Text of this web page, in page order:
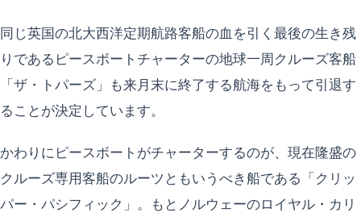
同じ英国の北大西洋定期航路客船の血を引く最後の生き残
りであるピースボートチャーターの地球一周クルーズ客船
「ザ・トパーズ」も来月末に終了する航海をもって引退す
ることが決定しています。
かわりにピースボートがチャーターするのが、現在隆盛の
クルーズ専用客船のルーツともいうべき船である「クリッ
パー・パシフィック」。もとノルウェーのロイヤル・カリ